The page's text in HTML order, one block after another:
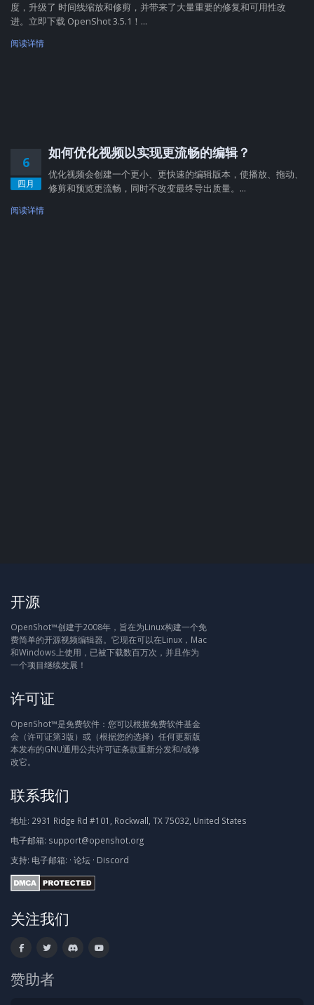
度，升级了 时间线缩放和修剪，并带来了大量重要的修复和可用性改
进。立即下载 OpenShot 3.5.1！...
阅读详情
6
四月
如何优化视频以实现更流畅的编辑？
优化视频会创建一个更小、更快速的编辑版本，使播放、拖动、
修剪和预览更流畅，同时不改变最终导出质量。...
阅读详情
开源
OpenShot™创建于2008年，旨在为Linux构建一个免
费简单的开源视频编辑器。它现在可以在Linux，Mac
和Windows上使用，已被下载数百万次，并且作为
一个项目继续发展！
许可证
OpenShot™是免费软件：您可以根据免费软件基金
会（许可证第3版）或（根据您的选择）任何更新版
本发布的GNU通用公共许可证条款重新分发和/或修
改它。
联系我们
地址: 2931 Ridge Rd #101, Rockwall, TX 75032, United States
电子邮箱: support@openshot.org
支持: 电子邮箱: · 论坛 · Discord
关注我们
赞助者